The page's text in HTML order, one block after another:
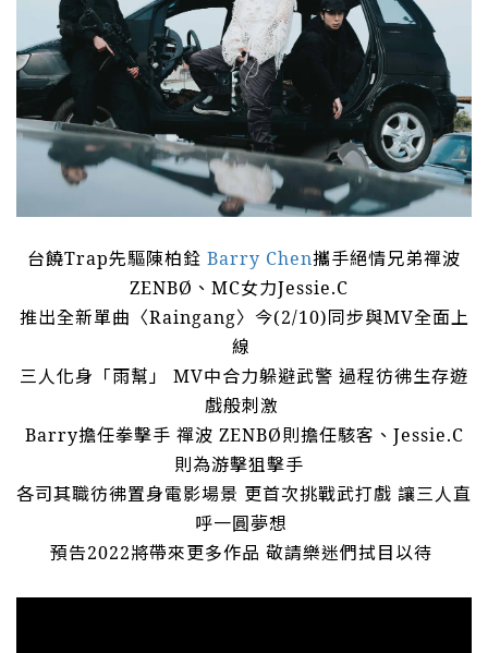
台饒Trap先驅陳柏銓 Barry Chen攜手絕情兄弟禪波
ZENBØ 、 MC女力Jessie.C
推出全新單曲〈Raingang〉今(2/10)同步與MV全面上
線
三人化身「雨幫」
MV中合力躲避武警 過程彷彿生存遊
戲般刺激
Barry擔任拳擊手 禪波 ZENBØ則擔任駭客、 Jessie.C
則為游擊狙擊手
各司其職彷彿置身電影場景 更首次挑戰武打戲 讓三人直
呼一圓夢想
預告2022將帶來更多作品 敬請樂迷們拭目以待